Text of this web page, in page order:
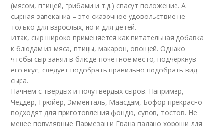
(мясом, птицей, грибами и т.д.) спасут положение. А
сырная запеканка – это сказочное удовольствие не
только для взрослых, но и для детей.
Итак, сыр широко применяется как питательная добавка
к блюдам из мяса, птицы, макарон, овощей. Однако
чтобы сыр занял в блюде почетное место, подчеркнув
его вкус, следует подобрать правильно подобрать вид
сыра.
Начнем с твердых и полутвердых сыров. Например,
Чеддер, Грюйер, Эмменталь, Маасдам, Бофор прекрасно
подходят для приготовления фондю, супов, тостов. Не
менее популярные Пармезан и Грана падано хороши для